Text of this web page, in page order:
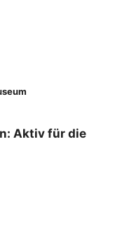
Aktiv für die